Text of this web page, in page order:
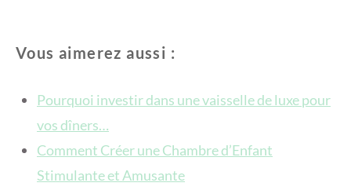
Vous aimerez aussi :
Pourquoi investir dans une vaisselle de luxe pour
vos dîners…
Comment Créer une Chambre d’Enfant
Stimulante et Amusante